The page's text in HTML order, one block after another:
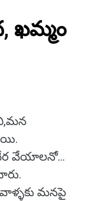
ఖమ్మం
వేయాలనో...
మనపై